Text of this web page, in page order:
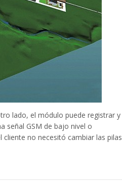
lado, el módulo puede registrar y
señal GSM de bajo nivel o
no necesitó cambiar las pilas